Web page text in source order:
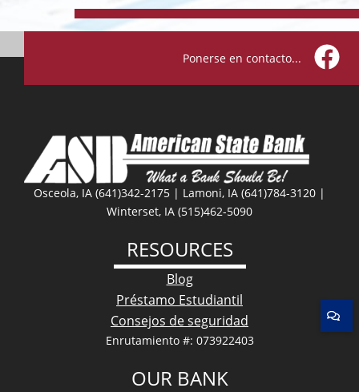
Ponerse en contacto...
Osceola, IA (641)342-2175 | Lamoni, IA (641)784-3120 |
Winterset, IA (515)462-5090
RESOURCES
Blog
Préstamo Estudiantil
Consejos de seguridad
Enrutamiento #: 073922403
OUR BANK